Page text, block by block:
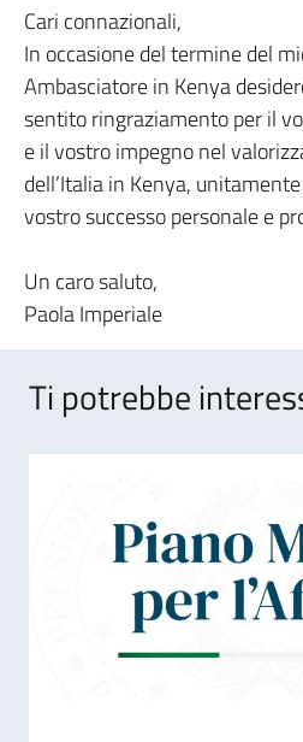
Cari connazionali,
In occasione del termine del
Ambasciatore in Kenya
sentito ringraziamento per il
e il vostro impegno nel
dell’Italia in Kenya,
vostro successo personale e
Un caro saluto,
Paola Imperiale
Ti potrebbe